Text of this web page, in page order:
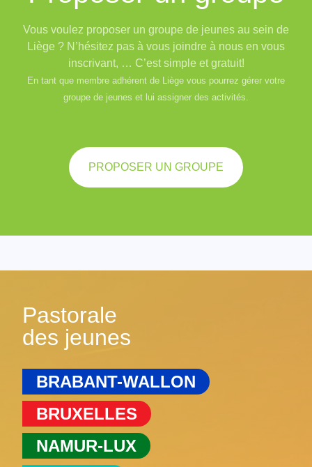
Vous voulez proposer un groupe de jeunes au sein de
Liège ? N’hésitez pas à vous joindre à nous en vous
inscrivant, … C’est simple et gratuit!
En tant que membre adhérent de Liège vous pourrez gérer votre
groupe de jeunes et lui assigner des activités.
PROPOSER UN GROUPE
Pastorale
des jeunes
BRABANT-WALLON
BRUXELLES
NAMUR-LUX